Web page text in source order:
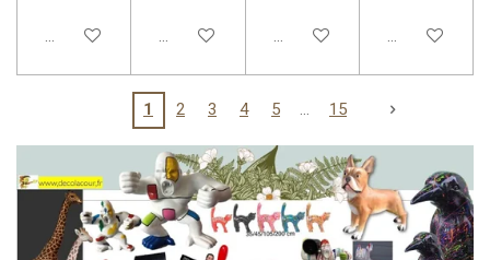
Ajouter au panierAjouter au panierAjouter au panierAjouter au
1 2 3 4 5 15